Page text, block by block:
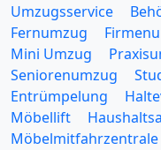
Umzugsservice
Fernumzug
Mini Umzug
Seniorenumzug
Entrümpelung
Möbellift
Möbelmitfahrzentrale